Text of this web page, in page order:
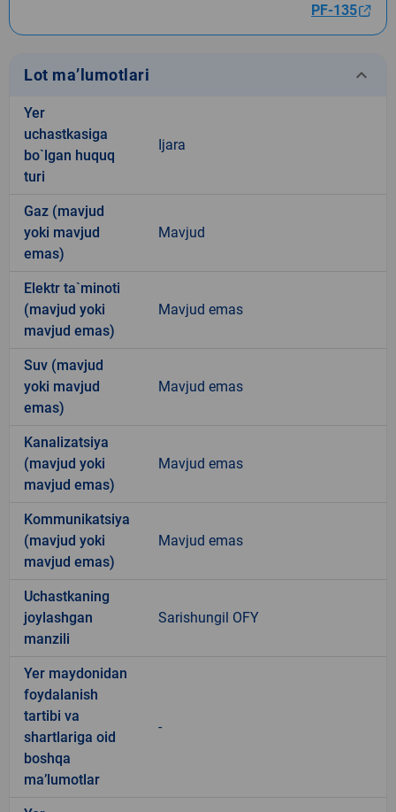
PF-135
Lot ma’lumotlari keyboard_arrow_down
Yer
uchastkasiga
bo`lgan huquq
turi
Ijara
Gaz (mavjud
yoki mavjud
emas)
Mavjud
Elektr ta`minoti
(mavjud yoki
mavjud emas)
Mavjud emas
Suv (mavjud
yoki mavjud
emas)
Mavjud emas
Kanalizatsiya
(mavjud yoki
mavjud emas)
Mavjud emas
Kommunikatsiya
(mavjud yoki
mavjud emas)
Mavjud emas
Uchastkaning
joylashgan
manzili
Sarishungil OFY
Yer maydonidan
foydalanish
tartibi va
shartlariga oid
boshqa
ma’lumotlar
-